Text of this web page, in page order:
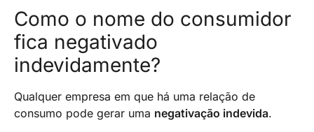
Como o nome do consumidor
fica negativado
indevidamente?
Qualquer empresa em que há uma relação de
consumo pode gerar uma negativação indevida.